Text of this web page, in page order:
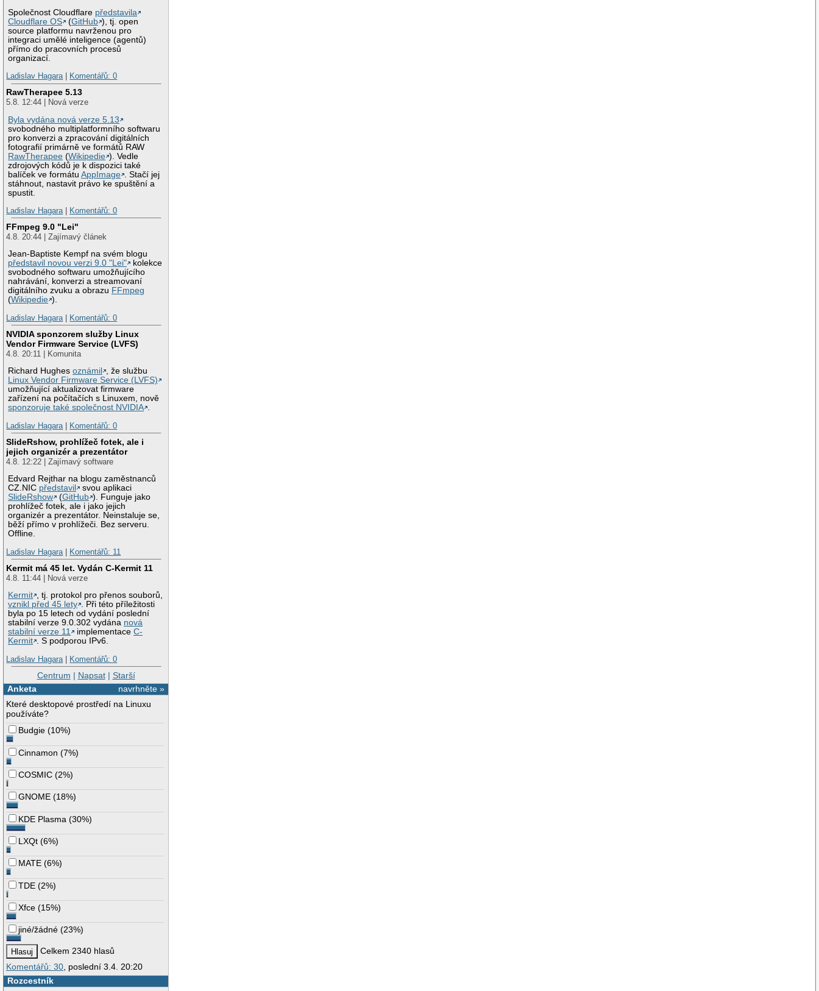
Společnost Cloudflare představila
Cloudflare OS
(GitHub ), tj. open
source platformu navrženou pro
integraci umělé inteligence (agentů)
přímo do pracovních procesů
organizací.
Ladislav Hagara| Komentářů: 0
RawTherapee 5.13
5.8. 12:44 | Nová verze
Byla vydána nová verze 5.13
svobodného multiplatformního softwaru
pro konverzi a zpracování digitálních
fotografií primárně ve formátů RAW
RawTherapee (Wikipedie ). Vedle
zdrojových kódů je k dispozici také
balíček ve formátuAppImage
. Stačí jej
stáhnout, nastavit právo ke spuštění a
spustit.
Ladislav Hagara| Komentářů: 0
FFmpeg 9.0 "Lei"
4.8. 20:44 | Zajímavý článek
Jean-Baptiste Kempf na svém blogu
představil novou verzi 9.0 "Lei"
kolekce
svobodného softwaru umožňujícího
nahrávání, konverzi a streamovaní
digitálního zvuku a obrazu FFmpeg
(Wikipedie ).
Ladislav Hagara| Komentářů: 0
NVIDIA sponzorem služby Linux
Vendor Firmware Service (LVFS)
4.8. 20:11 | Komunita
Richard Hughesoznámil
, že službu
Linux Vendor Firmware Service (LVFS)
umožňující aktualizovat firmware
zařízení na počítačích s Linuxem, nově
sponzoruje také společnost NVIDIA .
Ladislav Hagara| Komentářů: 0
SlideRshow, prohlížeč fotek, ale i
jejich organizér a prezentátor
4.8. 12:22 | Zajímavý software
Edvard Rejthar na blogu zaměstnanců
CZ.NIC představil
svou aplikaci
SlideRshow
(GitHub ). Funguje jako
prohlížeč fotek, ale i jako jejich
organizér a prezentátor. Neinstaluje se,
běží přímo v prohlížeči. Bez serveru.
Offline.
Ladislav Hagara| Komentářů: 11
Kermit má 45 let. Vydán C-Kermit 11
4.8. 11:44 | Nová verze
Kermit , tj. protokol pro přenos souborů,
vznikl před 45 lety . Při této příležitosti
byla po 15 letech od vydání poslední
stabilní verze 9.0.302 vydána nová
stabilní verze 11
implementaceC-
Kermit . S podporou IPv6.
Ladislav Hagara| Komentářů: 0
Centrum | Napsat| Starší
navrhněte »
Anketa
Které desktopové prostředí na Linuxu
používáte?
Budgie (10%)
Cinnamon (7%)
COSMIC (2%)
GNOME (18%)
KDE Plasma (30%)
LXQt (6%)
MATE (6%)
TDE (2%)
Xfce (15%)
jiné/žádné (23%)
Celkem 2340 hlasů
Komentářů: 30 , poslední 3.4. 20:20
Rozcestník